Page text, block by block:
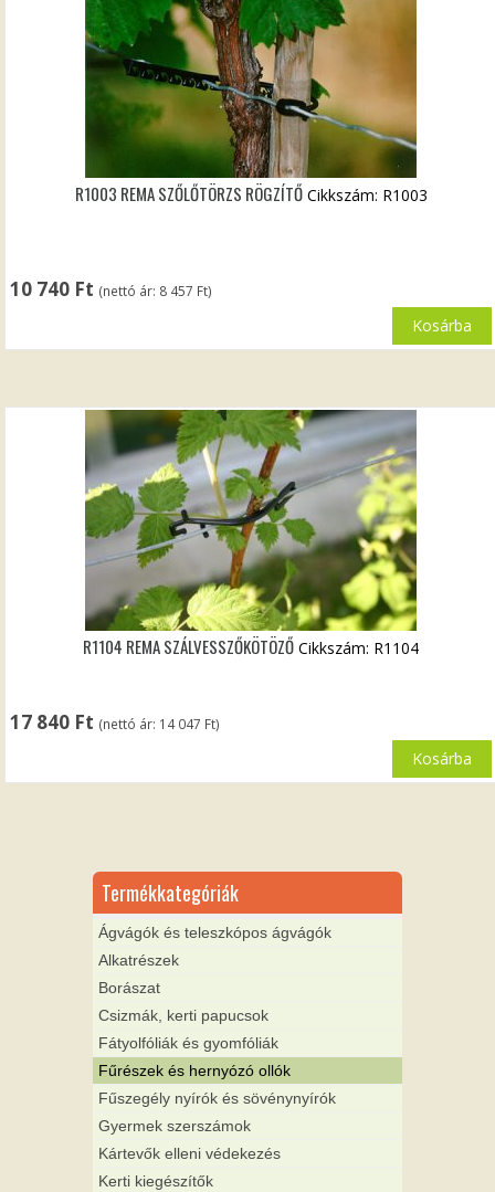
R1003 REMA SZŐLŐTÖRZS RÖGZÍTŐ
10 740 Ft (nettó ár: 8 457 Ft)
Cikkszám: R1003
Kosárba
R1104 REMA SZÁLVESSZŐKÖTÖZŐ
17 840 Ft (nettó ár: 14 047 Ft)
Cikkszám: R1104
Kosárba
Termékkategóriák
Ágvágók és teleszkópos ágvágók
Alkatrészek
Borászat
Csizmák, kerti papucsok
Fátyolfóliák és gyomfóliák
Fűrészek és hernyózó ollók
Fűszegély nyírók és sövénynyírók
Gyermek szerszámok
Kártevők elleni védekezés
Kerti kiegészítők